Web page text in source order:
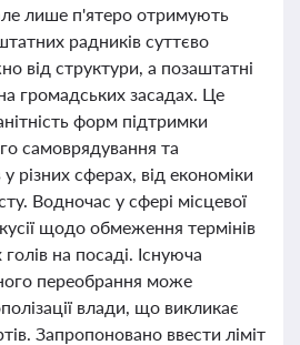
лише п'ятеро отримують
радників суттєво
від структури, а позаштатні
громадських засадах. Це
форм підтримки
самоврядування та
різних сферах, від економіки
Водночас у сфері місцевої
щодо обмеження термінів
на посаді. Існуюча
переобрання може
влади, що викликає
Запропоновано ввести ліміт